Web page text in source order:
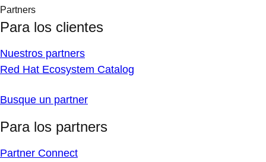
Partners
Para los clientes
Nuestros partners
Red Hat Ecosystem Catalog
Busque un partner
Para los partners
Partner Connect